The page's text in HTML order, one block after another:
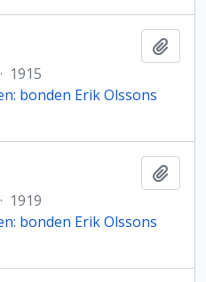
· 1915
bonden Erik Olssons
· 1919
bonden Erik Olssons